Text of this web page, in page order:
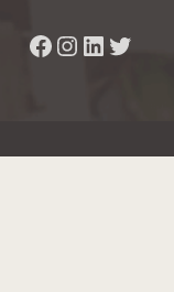
Facebook
Instagram
LinkedIn
Twitter